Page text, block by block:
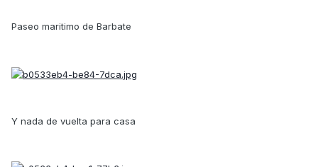
Paseo maritimo de Barbate
Y nada de vuelta para casa